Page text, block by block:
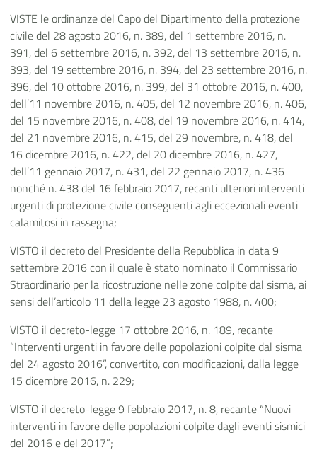
VISTE le ordinanze del Capo del Dipartimento della protezione
civile del 28 agosto 2016, n. 389, del 1 settembre 2016, n.
391, del 6 settembre 2016, n. 392, del 13 settembre 2016, n.
393, del 19 settembre 2016, n. 394, del 23 settembre 2016, n.
396, del 10 ottobre 2016, n. 399, del 31 ottobre 2016, n. 400,
dell’11 novembre 2016, n. 405, del 12 novembre 2016, n. 406,
del 15 novembre 2016, n. 408, del 19 novembre 2016, n. 414,
del 21 novembre 2016, n. 415, del 29 novembre, n. 418, del
16 dicembre 2016, n. 422, del 20 dicembre 2016, n. 427,
dell’11 gennaio 2017, n. 431, del 22 gennaio 2017, n. 436
nonché n. 438 del 16 febbraio 2017, recanti ulteriori interventi
urgenti di protezione civile conseguenti agli eccezionali eventi
calamitosi in rassegna;
VISTO il decreto del Presidente della Repubblica in data 9
settembre 2016 con il quale è stato nominato il Commissario
Straordinario per la ricostruzione nelle zone colpite dal sisma, ai
sensi dell’articolo 11 della legge 23 agosto 1988, n. 400;
VISTO il decreto-legge 17 ottobre 2016, n. 189, recante
“Interventi urgenti in favore delle popolazioni colpite dal sisma
del 24 agosto 2016”, convertito, con modificazioni, dalla legge
15 dicembre 2016, n. 229;
VISTO il decreto-legge 9 febbraio 2017, n. 8, recante “Nuovi
interventi in favore delle popolazioni colpite dagli eventi sismici
del 2016 e del 2017”;